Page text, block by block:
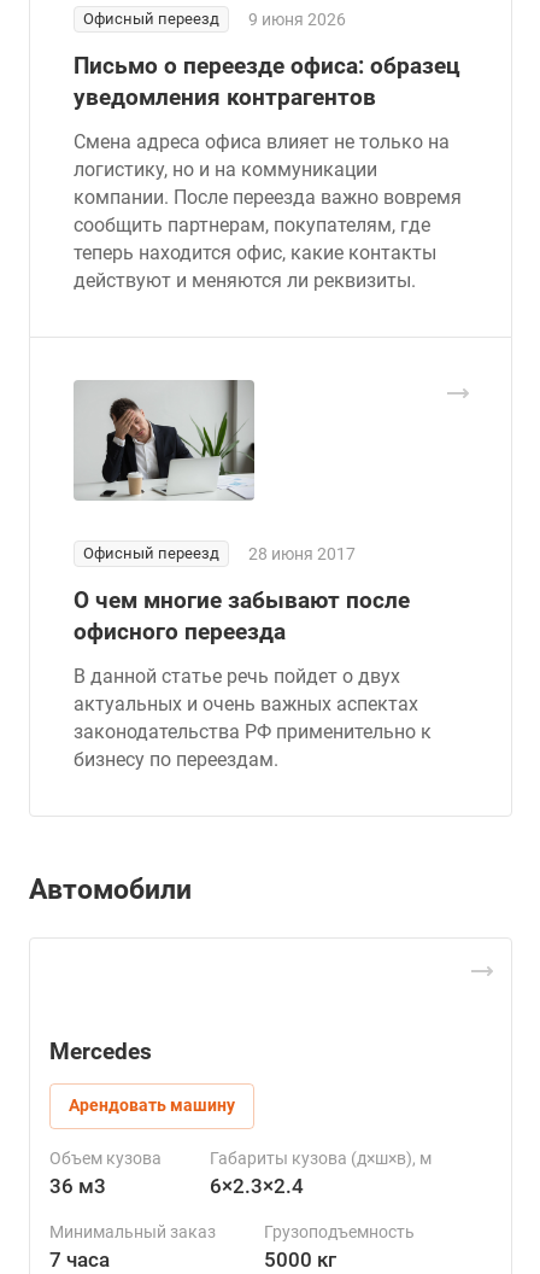
Офисный переезд 9 июня 2026
Письмо о переезде офиса: образец
уведомления контрагентов
Смена адреса офиса влияет не только на
логистику, но и на коммуникации
компании. После переезда важно вовремя
сообщить партнерам, покупателям, где
теперь находится офис, какие контакты
действуют и меняются ли реквизиты.
Офисный переезд 28 июня 2017
О чем многие забывают после
офисного переезда
В данной статье речь пойдет о двух
актуальных и очень важных аспектах
законодательства РФ применительно к
бизнесу по переездам.
Автомобили
Mercedes
Арендовать машину
Объем кузова
36 м3
Габариты кузова (д×ш×в), м
6×2.3×2.4
Минимальный заказ
7 часа
Грузоподъемность
5000 кг